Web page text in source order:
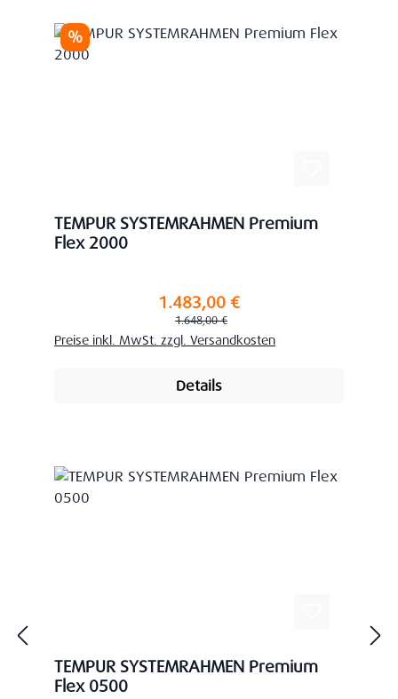
Rabatt
%
TEMPUR SYSTEMRAHMEN Premium
Flex 2000
Verkaufspreis:1.483,00 €
Regulärer Preis:
1.648,00 €
Preise inkl. MwSt. zzgl. Versandkosten
Details
TEMPUR SYSTEMRAHMEN Premium
Flex 0500